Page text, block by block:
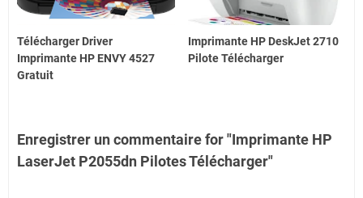
Télécharger Driver
Imprimante HP ENVY 4527
Gratuit
Imprimante HP DeskJet 2710
Pilote Télécharger
Enregistrer un commentaire for "Imprimante HP
LaserJet P2055dn Pilotes Télécharger"